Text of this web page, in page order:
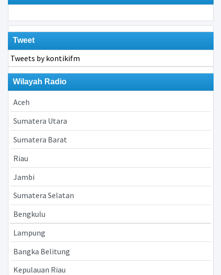
Tweet
Tweets by kontikifm
Wilayah Radio
Aceh
Sumatera Utara
Sumatera Barat
Riau
Jambi
Sumatera Selatan
Bengkulu
Lampung
Bangka Belitung
Kepulauan Riau